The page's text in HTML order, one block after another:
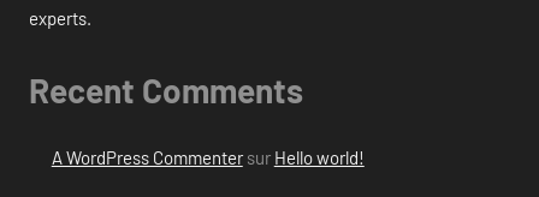
experts.
Recent Comments
A WordPress Commentersur Hello world!